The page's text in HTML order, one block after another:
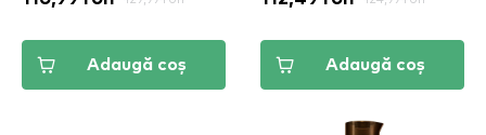
Adaugă coș Adaugă coș